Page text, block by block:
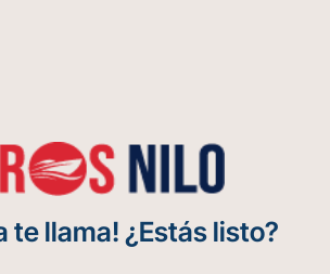
te llama! ¿Estás listo?